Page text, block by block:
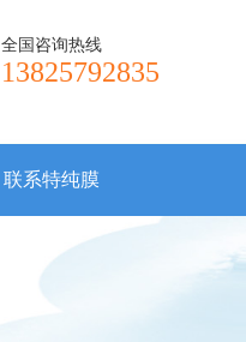
全国咨询热线
13825792835
联系特纯膜